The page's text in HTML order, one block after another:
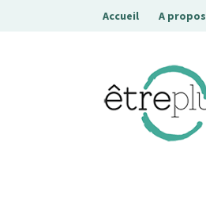
Accueil A propos
Etreplus